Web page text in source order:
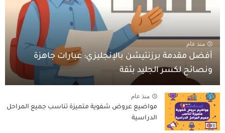
منذ عام
أفضل مقدمة برزنتيشن بالإنجليزي: عبارات جاهزة
ونصائح لكسر الجليد بثقة
منذ عام
مواضيع عروض شفوية متميزة تناسب جميع المراحل
الدراسية